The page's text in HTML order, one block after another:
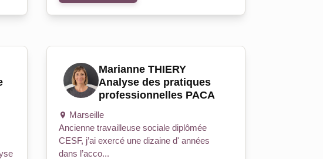
Marianne THIERY
Analyse des pratiques
professionnelles PACA
Marseille
Ancienne travailleuse sociale diplômée
CESF, j’ai exercé une dizaine d' années
dans l’acco...